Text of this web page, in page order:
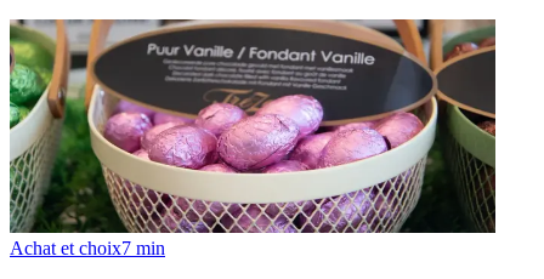
Achat et choix7 min